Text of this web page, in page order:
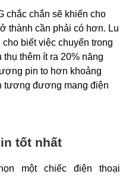
chắc chắn sẽ khiến cho
thành cần phải có hơn. Lu
biết việc chuyển trong
thêm ít ra 20% năng
pin to hơn khoảng
tương đương mang điện
tốt nhất
một chiếc điện thoại